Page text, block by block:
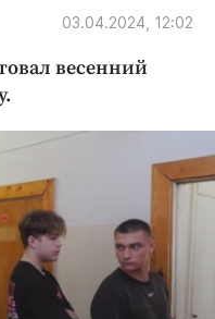
03.04.2024, 12:02
весенний